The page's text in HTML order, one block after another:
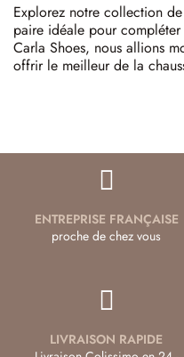
Explorez notre collection
paire idéale pour
Carla Shoes, nous allions
offrir le meilleur de la
ENTREPRISE FRANÇAISE
proche de chez vous
LIVRAISON RAPIDE